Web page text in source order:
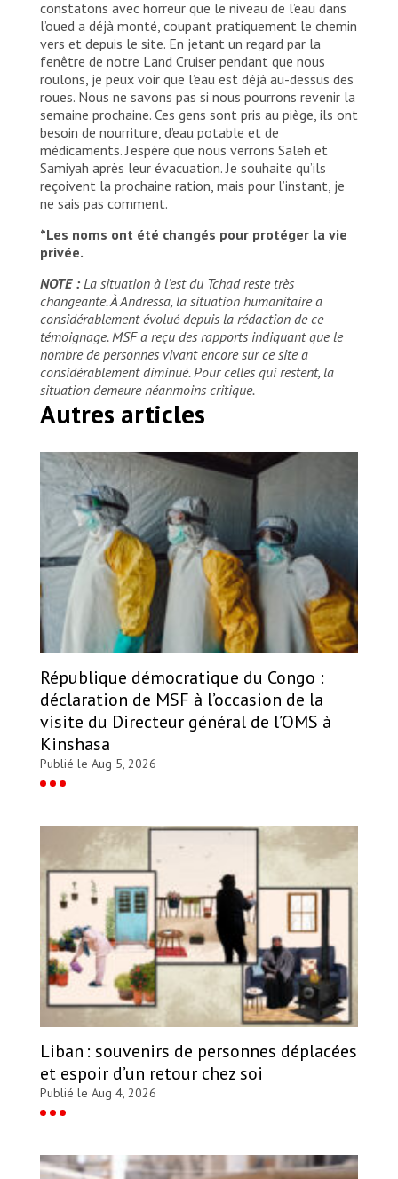
constatons avec horreur que le niveau de l’eau dans
l’oued a déjà monté, coupant pratiquement le chemin
vers et depuis le site. En jetant un regard par la
fenêtre de notre Land Cruiser pendant que nous
roulons, je peux voir que l’eau est déjà au-dessus des
roues. Nous ne savons pas si nous pourrons revenir la
semaine prochaine. Ces gens sont pris au piège, ils ont
besoin de nourriture, d’eau potable et de
médicaments. J’espère que nous verrons Saleh et
Samiyah après leur évacuation. Je souhaite qu’ils
reçoivent la prochaine ration, mais pour l’instant, je
ne sais pas comment.
*Les noms ont été changés pour protéger la vie
privée.
NOTE : La situation à l’est du Tchad reste très
changeante. À Andressa, la situation humanitaire a
considérablement évolué depuis la rédaction de ce
témoignage. MSF a reçu des rapports indiquant que le
nombre de personnes vivant encore sur ce site a
considérablement diminué. Pour celles qui restent, la
situation demeure néanmoins critique.
Autres articles
République démocratique du Congo :
déclaration de MSF à l’occasion de la
visite du Directeur général de l’OMS à
Kinshasa
Publié le Aug 5, 2026
Liban : souvenirs de personnes déplacées
et espoir d’un retour chez soi
Publié le Aug 4, 2026